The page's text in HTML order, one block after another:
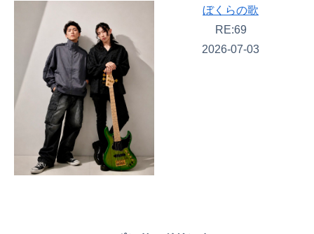
ぼくらの歌
RE:69
2026-07-03